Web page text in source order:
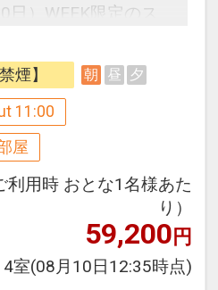
オーシャンビュール
流れる時間をご堪能
＞
滞在中1台 代金不要
レインフォレスト」
（追加代金不要）
プールもご利用いた
日）WEEK限定のス
感じる、オーシャン
プ「オーキッド」
ト」よりお選びいた
のお部屋タイプを
さい。
ルームで人気の【オ
バルコニーにあり、
禁煙】 朝 昼 夕
11:00
屋
利用時 おとな1名様あた
り）
59,200円
4室(08月10日12:35時点)